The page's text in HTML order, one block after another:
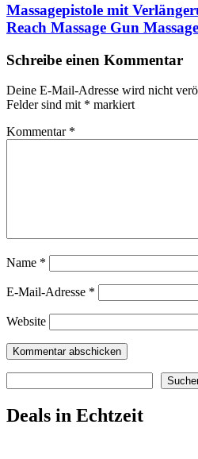
Massagepistole mit
Reach Massage Gun
Schreibe einen Kommentar
Deine E-Mail-Adresse wird nicht
Felder sind mit * markiert
Kommentar *
Name *
E-Mail-Adresse *
Website
Deals in Echtzeit